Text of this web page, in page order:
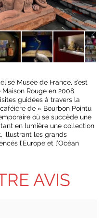
Musée de France, s’est
Rouge en 2008.
guidées à travers la
de « Bourbon Pointu
où se succède une
en lumière une collection
illustrant les grands
l’Europe et l’Océan
AVIS